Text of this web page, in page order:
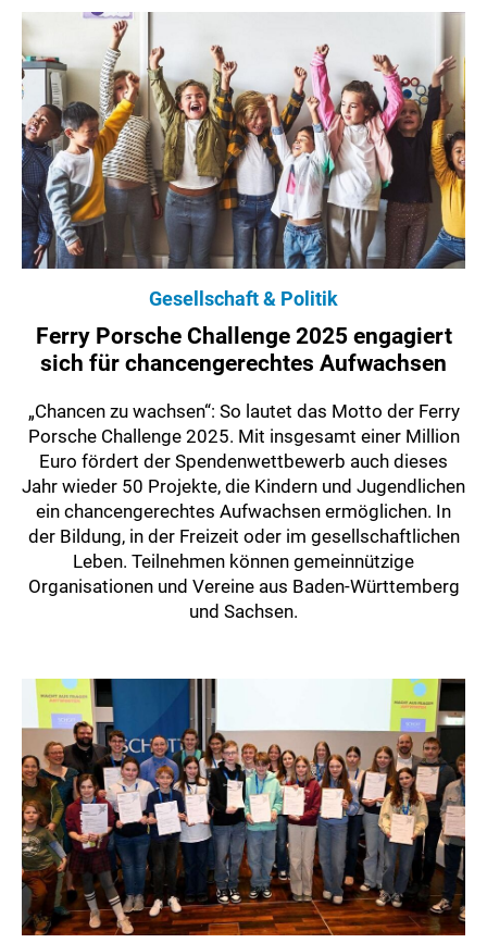
Gesellschaft & Politik
Ferry Porsche Challenge 2025 engagiert
sich für chancengerechtes Aufwachsen
„Chancen zu wachsen“: So lautet das Motto der Ferry
Porsche Challenge 2025. Mit insgesamt einer Million
Euro fördert der Spendenwettbewerb auch dieses
Jahr wieder 50 Projekte, die Kindern und Jugendlichen
ein chancengerechtes Aufwachsen ermöglichen. In
der Bildung, in der Freizeit oder im gesellschaftlichen
Leben. Teilnehmen können gemeinnützige
Organisationen und Vereine aus Baden-Württemberg
und Sachsen.